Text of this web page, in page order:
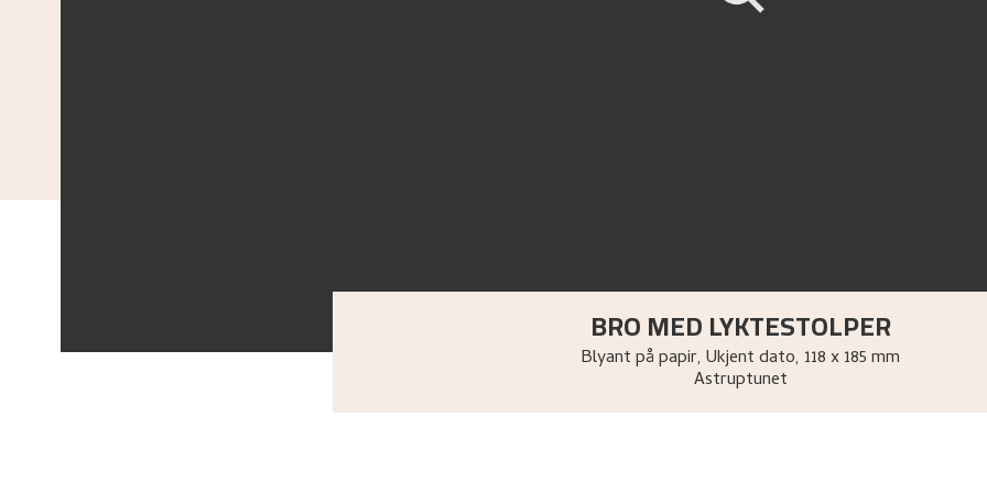
BRO MED LYKTESTOLPER
Blyant på papir, Ukjent dato, 118 x 185 mm
Astruptunet